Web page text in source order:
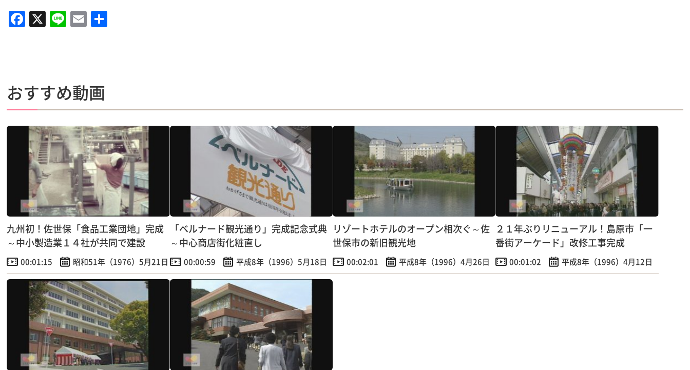
F
a
b
o
o
k
X Li
n
E
m
おすすめ動画
九州初！佐世保「食品工業団地」完成
～中小製造業１４社が共同で建設
00:01:15 昭和51年（1976）5月21日
「ベルナード観光通り」完成記念式典
～中心商店街化粧直し
00:00:59 平成8年（1996）5月18日
リゾートホテルのオープン相次ぐ～佐
世保市の新旧観光地
00:02:01 平成8年（1996）4月26日
２１年ぶりリニューアル！島原市「一
番街アーケード」改修工事完成
00:01:02 平成8年（1996）4月12日